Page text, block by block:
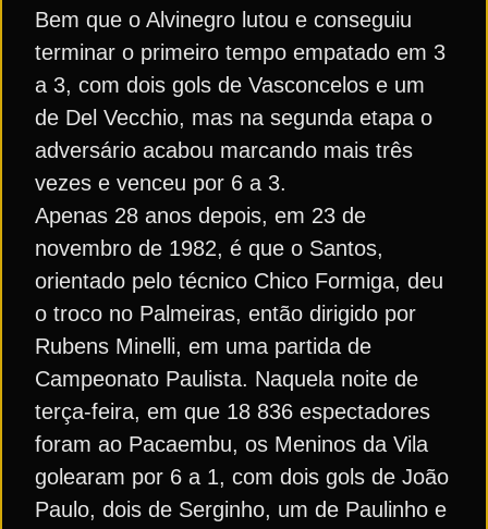
Bem que o Alvinegro lutou e conseguiu
terminar o primeiro tempo empatado em 3
a 3, com dois gols de Vasconcelos e um
de Del Vecchio, mas na segunda etapa o
adversário acabou marcando mais três
vezes e venceu por 6 a 3.
Apenas 28 anos depois, em 23 de
novembro de 1982, é que o Santos,
orientado pelo técnico Chico Formiga, deu
o troco no Palmeiras, então dirigido por
Rubens Minelli, em uma partida de
Campeonato Paulista. Naquela noite de
terça-feira, em que 18 836 espectadores
foram ao Pacaembu, os Meninos da Vila
golearam por 6 a 1, com dois gols de João
Paulo, dois de Serginho, um de Paulinho e